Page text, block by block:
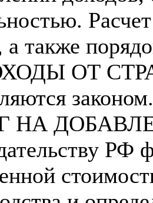
а также
ОТ
законом.
НА
РФ